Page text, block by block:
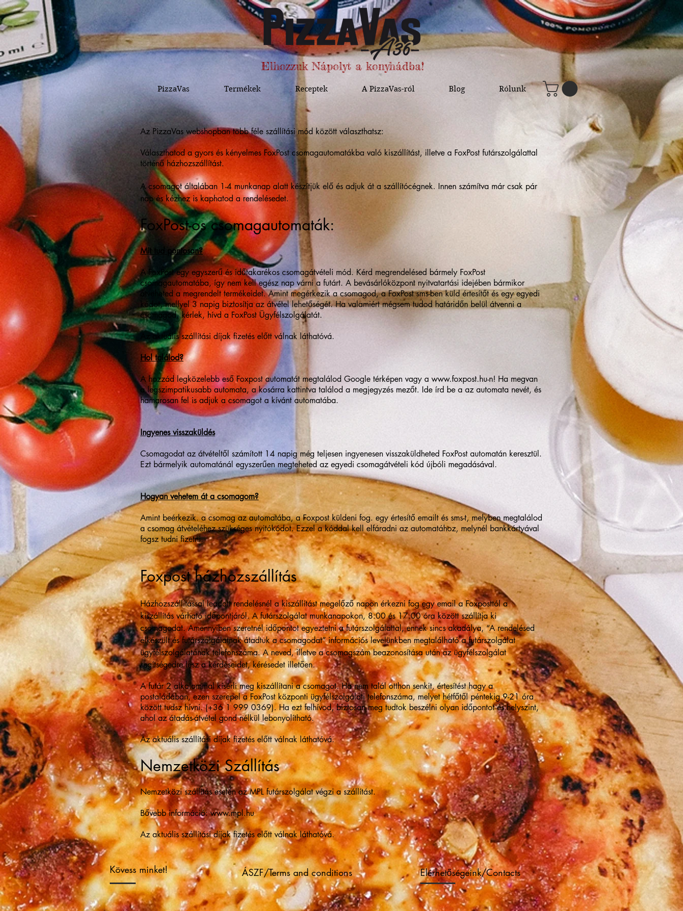
Elhozzuk Nápolyt a konyhádba!
PizzaVas Termékek Receptek A PizzaVas-ról Blog Rólunk
Az PizzaVas webshopban több féle szállítási mód között választhatsz:
Választhatod a gyors és kényelmes FoxPost csomagautomatákba való kiszállítást, illetve a FoxPost futárszolgálattal
történő házhozszállítást.
A csomagot általában 1-4 munkanap alatt készítjük elő és adjuk át a szállítócégnek. Innen számítva már csak pár
nap és kézhez is kaphatod a rendelésedet.
FoxPost-os csomagautomaták:
Mit tud pontosan?
A FoxPost egy egyszerű és időtakarékos csomagátvételi mód. Kérd megrendelésed bármely FoxPost
csomagautomatába, így nem kell egész nap várni a futárt. A bevásárlóközpont nyitvatartási idejében bármikor
átveheted a megrendelt termékeidet. Amint megérkezik a csomagod, a FoxPost sms-ben küld értesítőt és egy egyedi
kódot, mellyel 3 napig biztosítja az átvétel lehetőségét. Ha valamiért mégsem tudod határidőn belül átvenni a
csomagod, kérlek, hívd a FoxPost Ügyfélszolgálatát.
Az aktuális szállítási díjak fizetés előtt válnak láthatóvá.
Hol találod?
A hozzád legközelebb eső Foxpost automatát megtalálod Google térképen vagy a www.foxpost.hu-n! Ha megvan
a legszimpatikusabb automata, a kosárra kattintva találod a megjegyzés mezőt. Ide írd be a az automata nevét, és
hamarosan fel is adjuk a csomagot a kívánt automatába.
Ingyenes visszaküldés
Csomagodat az átvételtől számított 14 napig még teljesen ingyenesen visszaküldheted FoxPost automatán keresztül.
Ezt bármelyik automatánál egyszerűen megteheted az egyedi csomagátvételi kód újbóli megadásával.
Hogyan vehetem át a csomagom?
Amint beérkezik. a csomag az automatába, a Foxpost küldeni fog. egy értesítő emailt és sms-t, melyben megtalálod
a csomag átvételéhez szükséges nyitókódot. Ezzel a kóddal kell elfáradni az automatához, melynél bankkártyával
fogsz tudni fizetni.
Foxpost házhozszállítás
Házhozszállítással leadott rendelésnél a kiszállítást megelőző napon érkezni fog egy email a Foxposttól a
kiszállítás várható időpontjáról.A futárszolgálat munkanapokon, 8:00 és 17.00 óra között szállítja ki
csomagodat. Amennyiben szeretnél időpontot egyeztetni a futárszolgálattal, ennek sincs akadálya, “A rendelésed
elkészült és futárszolgálatnak átadtuk a csomagodat” információs levelünkben megtalálható a futárszolgálat
ügyfélszolgálatának telefonszáma. A neved, illetve a csomagszám beazonosítása után az ügyfélszolgálat
segítségedre lesz a kérdéseidet, kérésedet illetően.
A futár 2 alkalommal kísérli meg kiszállítani a csomagot. Ha nem talál otthon senkit, értesítést hagy a
postaládában, ezen szerepel a FoxPost központi ügyfélszolgálati telefonszáma, melyet hétfőtől péntekig 9-21 óra
között tudsz hívni. (+36 1 999 0369). Ha ezt felhívod, biztosan meg tudtok beszélni olyan időpontot és helyszint,
ahol az átadás-átvétel gond nélkül lebonyolítható.
Az aktuális szállítási díjak fizetés előtt válnak láthatóvá.
Nemzetközi Szállítás
Nemzetközi szállítás esetén az MPL futárszolgálat végzi a szállítást.
Bővebb információ:www.mpl.hu
Az aktuális szállítási díjak fizetés előtt válnak láthatóvá.
Kövess minket! ÁSZF/Terms and conditions Elérhetőségeink/Contacts